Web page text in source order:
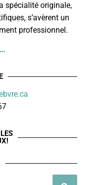
spécialité originale,
s’avèrent un
professionnel.